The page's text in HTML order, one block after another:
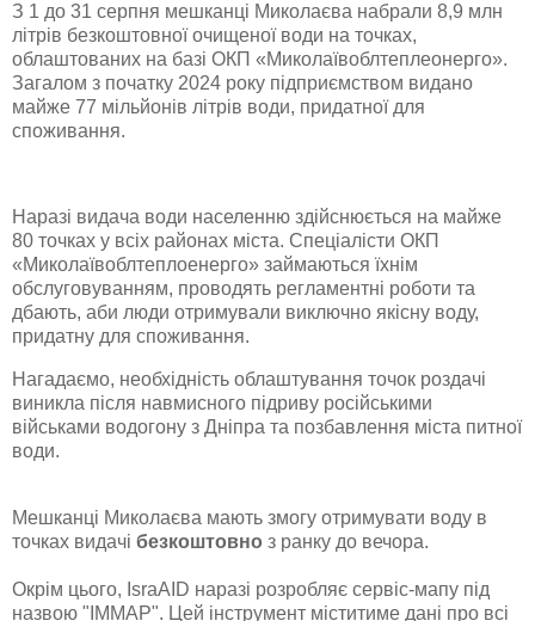
З 1 до 31 серпня мешканці Миколаєва набрали 8,9 млн
літрів безкоштовної очищеної води на точках,
облаштованих на базі ОКП «Миколаївоблтеплеонерго».
Загалом з початку 2024 року підприємством видано
майже 77 мільйонів літрів води, придатної для
споживання.
Наразі видача води населенню здійснюється на майже
80 точках у всіх районах міста. Спеціалісти ОКП
«Миколаївоблтеплоенерго» займаються їхнім
обслуговуванням, проводять регламентні роботи та
дбають, аби люди отримували виключно якісну воду,
придатну для споживання.
Нагадаємо, необхідність облаштування точок роздачі
виникла після навмисного підриву російськими
військами водогону з Дніпра та позбавлення міста питної
води.
Мешканці Миколаєва мають змогу отримувати воду в
точках видачі безкоштовно з ранку до вечора.
Окрім цього, IsraAID наразі розробляє сервіс-мапу під
назвою "IMMAP". Цей інструмент міститиме дані про всі